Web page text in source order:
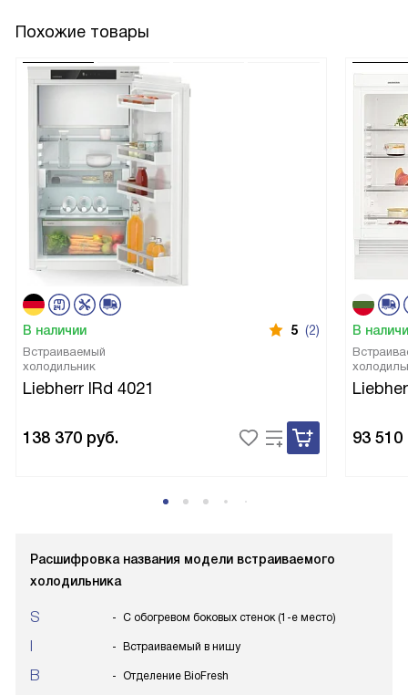
Похожие товары
В наличии 5 (2)
Встраиваемый
холодильник
Liebherr IRd 4021
138 370 руб.
В
93 510
Расшифровка названия модели встраиваемого
холодильника
S С обогревом боковых стенок (1-е место)
Встраиваемый в нишу
B Отделение BioFresh